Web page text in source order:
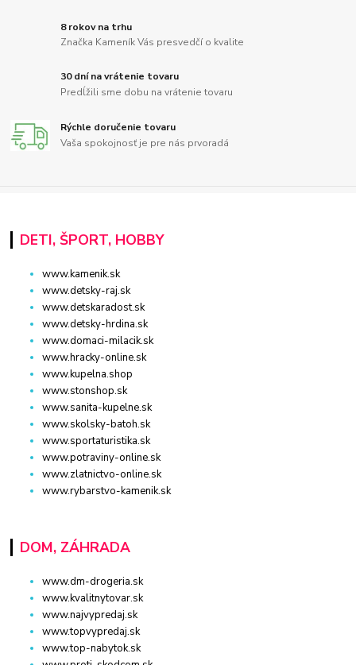
8 rokov na trhu
Značka Kameník Vás presvedčí o kvalite
30 dní na vrátenie tovaru
Predĺžili sme dobu na vrátenie tovaru
Rýchle doručenie tovaru
Vaša spokojnosť je pre nás prvoradá
DETI, ŠPORT, HOBBY
www.kamenik.sk
www.detsky-raj.sk
www.detskaradost.sk
www.detsky-hrdina.sk
www.domaci-milacik.sk
www.hracky-online.sk
www.kupelna.shop
www.stonshop.sk
www.sanita-kupelne.sk
www.skolsky-batoh.sk
www.sportaturistika.sk
www.potraviny-online.sk
www.zlatnictvo-online.sk
www.rybarstvo-kamenik.sk
DOM, ZÁHRADA
www.dm-drogeria.sk
www.kvalitnytovar.sk
www.najvypredaj.sk
www.topvypredaj.sk
www.top-nabytok.sk